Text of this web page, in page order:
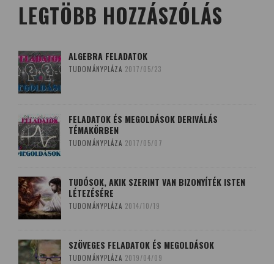
LEGTÖBB HOZZÁSZÓLÁS
ALGEBRA FELADATOK
TUDOMÁNYPLÁZA 2017/05/23
FELADATOK ÉS MEGOLDÁSOK DERIVÁLÁS
TÉMAKÖRBEN
TUDOMÁNYPLÁZA 2017/05/07
TUDÓSOK, AKIK SZERINT VAN BIZONYÍTÉK ISTEN
LÉTEZÉSÉRE
TUDOMÁNYPLÁZA 2014/10/19
SZÖVEGES FELADATOK ÉS MEGOLDÁSOK
TUDOMÁNYPLÁZA 2019/04/09